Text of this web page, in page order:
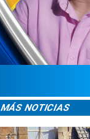
MÁS NOTICIAS